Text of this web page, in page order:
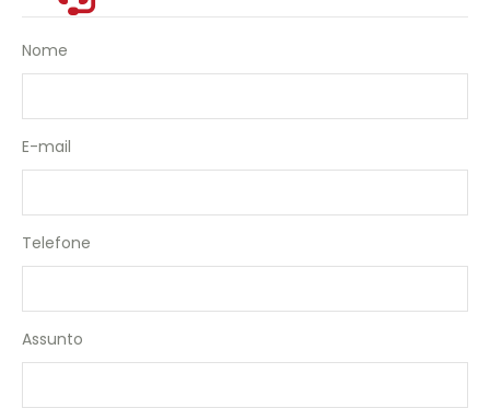
Nome
E-mail
Telefone
Assunto